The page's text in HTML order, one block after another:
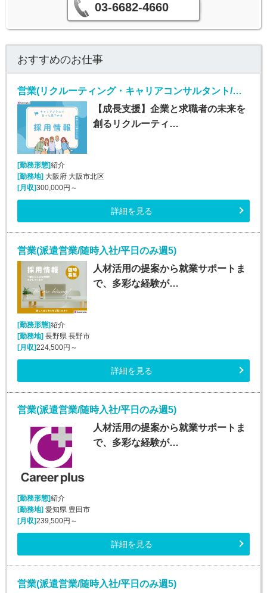
03-6682-4660
おすすめのお仕事
営業(リクルーティング・キャリアコンサルタント/月給30-45万)
【成長支援】企業と求職者の未来を
創るリクルーティ…
[勤務形態]紹介
[勤務地]大阪府 大阪市北区
[月収]300,000円～
詳細を見る
営業(派遣営業/随時入社/平日のみ週5)
人材活用の提案から就業サポートま
で、多彩な経験が…
[勤務形態]紹介
[勤務地]長野県 長野市
[月収]224,500円～
詳細を見る
営業(派遣営業/随時入社/平日のみ週5)
人材活用の提案から就業サポートま
で、多彩な経験が…
[勤務形態]紹介
[勤務地] 愛知県 豊田市
[月収]239,500円～
詳細を見る
営業(派遣営業/随時入社/平日のみ週5)